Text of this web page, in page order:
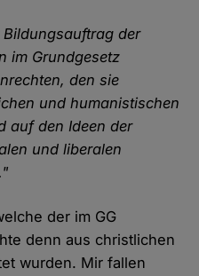
Bildungsauftrag der
im Grundgesetz
den sie
und humanistischen
auf den Ideen der
und liberalen
der im GG
denn aus christlichen
wurden. Mir fallen